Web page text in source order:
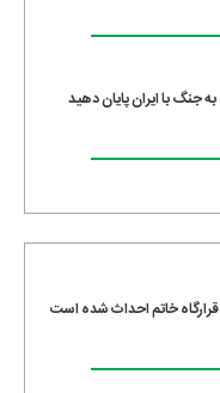
جنگ با ایران پایان دهید